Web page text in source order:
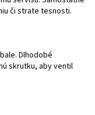
či strate tesnosti.
Dlhodobé
skrutku, aby ventil